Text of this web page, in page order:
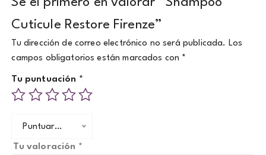
Cuticule Restore Firenze”
Tu dirección de correo electrónico no será publicada. Los
campos obligatorios están marcados con *
Tu puntuación *
Puntuar…
Tu valoración *